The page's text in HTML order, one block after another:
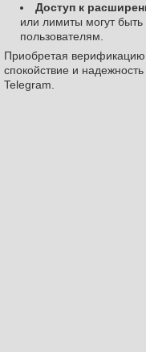
Доступ к
или лимиты могут
пользователям.
Приобретая
спокойствие и
Telegram.